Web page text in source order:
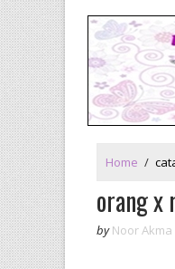
Home /
orang x
by Noor Akma